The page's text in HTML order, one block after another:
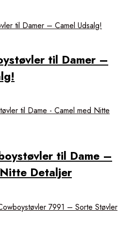
til Damer –
til Dame –
Detaljer